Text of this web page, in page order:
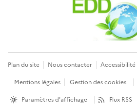
Plan du site Nous contacter
Mentions légales
Gestion des cookies
Paramètres d'affichage
Flux RSS